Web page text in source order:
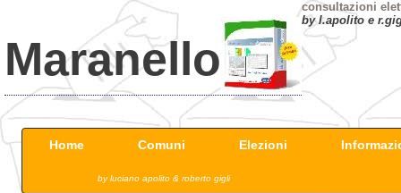
Maranello
consultazioni
by l.apolito e
Home Comuni Elezioni
by luciano apolito & roberto gigli